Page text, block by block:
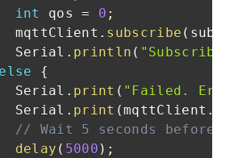
int
qos = 0 ;
mqttClient
. subscribe (
Serial
. println (
else
{
Serial
. print ( "Failed.
Serial
. print (mqttClient .
// Wait 5 seconds before
delay ( 5000 ) ;